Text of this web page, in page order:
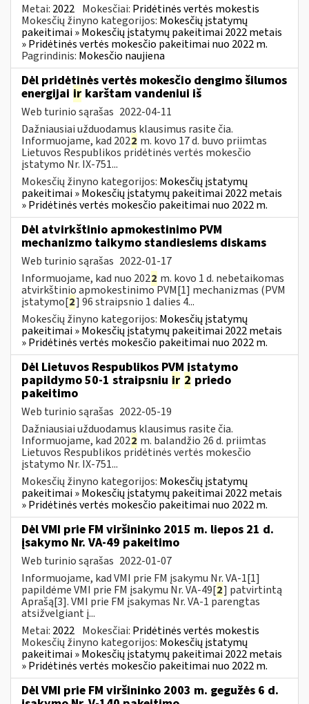
Metai: 2022 Mokesčiai: Pridėtinės vertės mokestis
Mokesčių žinyno kategorijos: Mokesčių įstatymų
pakeitimai » Mokesčių įstatymų pakeitimai 2022 metais
» Pridėtinės vertės mokesčio pakeitimai nuo 2022 m.
Pagrindinis: Mokesčio naujiena
Dėl pridėtinės vertės mokesčio dengimo šilumos
energijai ir karštam vandeniui iš
Web turinio sąrašas 2022-04-11
Dažniausiai užduodamus klausimus rasite čia.
Informuojame, kad 2022 m. kovo 17 d. buvo priimtas
Lietuvos Respublikos pridėtinės vertės mokesčio
įstatymo Nr. IX-751...
Mokesčių žinyno kategorijos: Mokesčių įstatymų
pakeitimai » Mokesčių įstatymų pakeitimai 2022 metais
» Pridėtinės vertės mokesčio pakeitimai nuo 2022 m.
Dėl atvirkštinio apmokestinimo PVM
mechanizmo taikymo standiesiems diskams
Web turinio sąrašas 2022-01-17
Informuojame, kad nuo 2022 m. kovo 1 d. nebetaikomas
atvirkštinio apmokestinimo PVM[1] mechanizmas (PVM
įstatymo[2] 96 straipsnio 1 dalies 4...
Mokesčių žinyno kategorijos: Mokesčių įstatymų
pakeitimai » Mokesčių įstatymų pakeitimai 2022 metais
» Pridėtinės vertės mokesčio pakeitimai nuo 2022 m.
Dėl Lietuvos Respublikos PVM įstatymo
papildymo 50-1 straipsniu ir 2 priedo
pakeitimo
Web turinio sąrašas 2022-05-19
Dažniausiai užduodamus klausimus rasite čia.
Informuojame, kad 2022 m. balandžio 26 d. priimtas
Lietuvos Respublikos pridėtinės vertės mokesčio
įstatymo Nr. IX-751...
Mokesčių žinyno kategorijos: Mokesčių įstatymų
pakeitimai » Mokesčių įstatymų pakeitimai 2022 metais
» Pridėtinės vertės mokesčio pakeitimai nuo 2022 m.
Dėl VMI prie FM viršininko 2015 m. liepos 21 d.
įsakymo Nr. VA-49 pakeitimo
Web turinio sąrašas 2022-01-07
Informuojame, kad VMI prie FM įsakymu Nr. VA-1[1]
papildėme VMI prie FM įsakymu Nr. VA-49[2] patvirtintą
Aprašą[3]. VMI prie FM įsakymas Nr. VA-1 parengtas
atsižvelgiant į...
Metai: 2022 Mokesčiai: Pridėtinės vertės mokestis
Mokesčių žinyno kategorijos: Mokesčių įstatymų
pakeitimai » Mokesčių įstatymų pakeitimai 2022 metais
» Pridėtinės vertės mokesčio pakeitimai nuo 2022 m.
Dėl VMI prie FM viršininko 2003 m. gegužės 6 d.